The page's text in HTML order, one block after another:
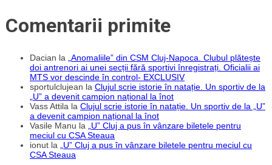
Comentarii primite
Dacian la „Anomaliile” din CSM Cluj-Napoca. Clubul plătește
doi antrenori ai unei secții fără sportivi înregistrați. Oficialii ai
MTS vor descinde în control- EXCLUSIV
sportulclujean la Clujul scrie istorie în natație. Un sportiv de la
„U” a devenit campion național la înot
Vass Attila la Clujul scrie istorie în natație. Un sportiv de la „U”
a devenit campion național la înot
Vasile Manu la „U” Cluj a pus în vânzare biletele pentru
meciul cu CSA Steaua
ionut la „U” Cluj a pus în vânzare biletele pentru meciul cu
CSA Steaua